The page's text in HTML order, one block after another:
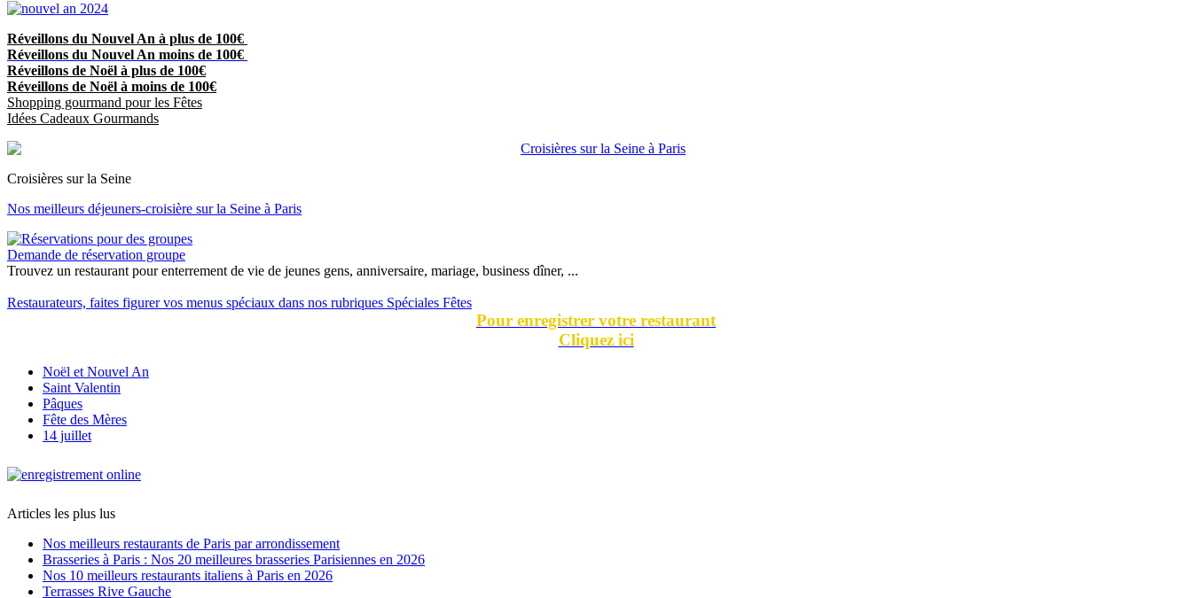
Réveillons du Nouvel An à plus de 100€
Réveillons du Nouvel An moins de 100€
Réveillons de Noël à plus de 100€
Réveillons de Noël à moins de 100€
Shopping gourmand pour les Fêtes
Idées Cadeaux Gourmands
Croisières sur la Seine
Nos meilleurs déjeuners-croisière sur la Seine à Paris
Demande de réservation groupe
Trouvez un restaurant pour enterrement de vie de jeunes gens, anniversaire, mariage, business dîner, ...
Restaurateurs, faites figurer vos menus spéciaux dans nos rubriques Spéciales Fêtes
Pour enregistrer votre restaurant
Cliquez ici
Noël et Nouvel An
Saint Valentin
Pâques
Fête des Mères
14 juillet
Articles les plus lus
Nos meilleurs restaurants de Paris par arrondissement
Brasseries à Paris : Nos 20 meilleures brasseries Parisiennes en 2026
Nos 10 meilleurs restaurants italiens à Paris en 2026
Terrasses Rive Gauche